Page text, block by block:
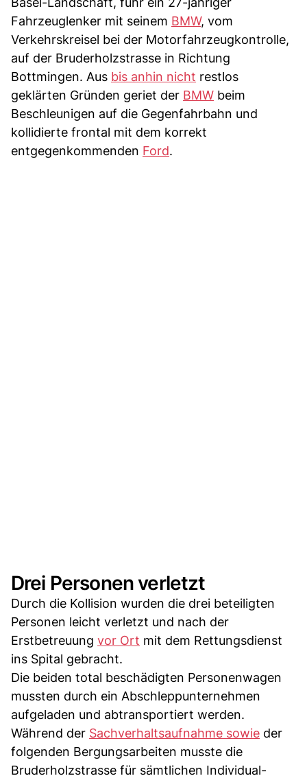
Fahrzeuglenker mit seinem BMW, vom
Verkehrskreisel bei der Motorfahrzeugkontrolle,
auf der Bruderholzstrasse in Richtung
Bottmingen. Aus bis anhin nicht restlos
geklärten Gründen geriet der BMW beim
Beschleunigen auf die Gegenfahrbahn und
kollidierte frontal mit dem korrekt
entgegenkommenden Ford.
Drei Personen verletzt
Durch die Kollision wurden die drei beteiligten
Personen leicht verletzt und nach der
Erstbetreuung vor Ort mit dem Rettungsdienst
ins Spital gebracht.
Die beiden total beschädigten Personenwagen
mussten durch ein Abschleppunternehmen
aufgeladen und abtransportiert werden.
Während der Sachverhaltsaufnahme sowie der
folgenden Bergungsarbeiten musste die
Bruderholzstrasse für sämtlichen Individual-